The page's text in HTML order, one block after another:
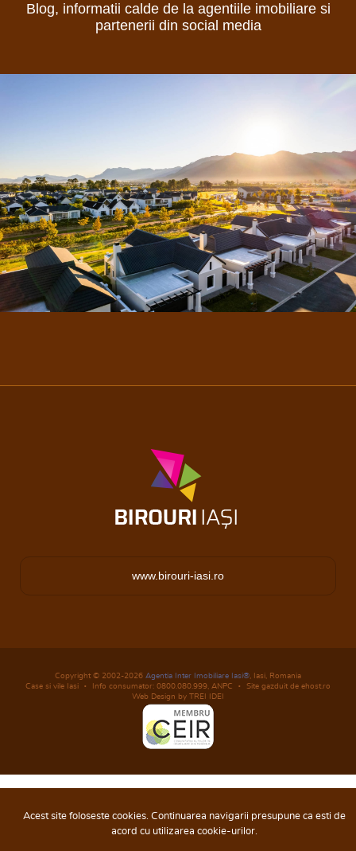
Blog, informatii calde de la agentiile imobiliare si
partenerii din social media
www.birouri-iasi.ro
Copyright © 2002-2026 Agentia Inter Imobiliare Iasi® , Iasi, Romania
Case si vile Iasi
Info consumator: 0800.080.999, ANPC
Site gazduit de ehost.ro
Web Design by TREI IDEI
Acest site foloseste cookies. Continuarea navigarii presupune ca esti de
acord cu utilizarea cookie-urilor.